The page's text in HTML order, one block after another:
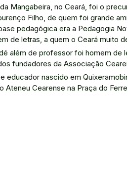
Mangabeira, no Ceará, foi o
Filho, de quem foi grande
pedagógica era a Pedagogia
de letras, a quem o Ceará muito
além de professor foi homem
fundadores da Associação
educador nascido em
Cearense na Praça do